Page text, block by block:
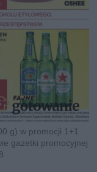
g) w promocji 1+1
gazetki promocyjnej